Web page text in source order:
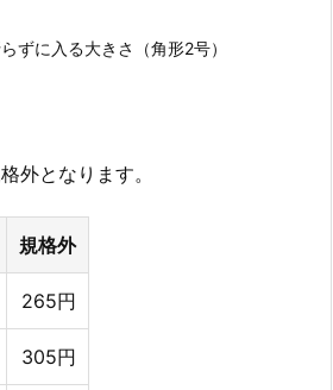
ずに入る大きさ（角形2号）
外となります。
規格外
265円
305円